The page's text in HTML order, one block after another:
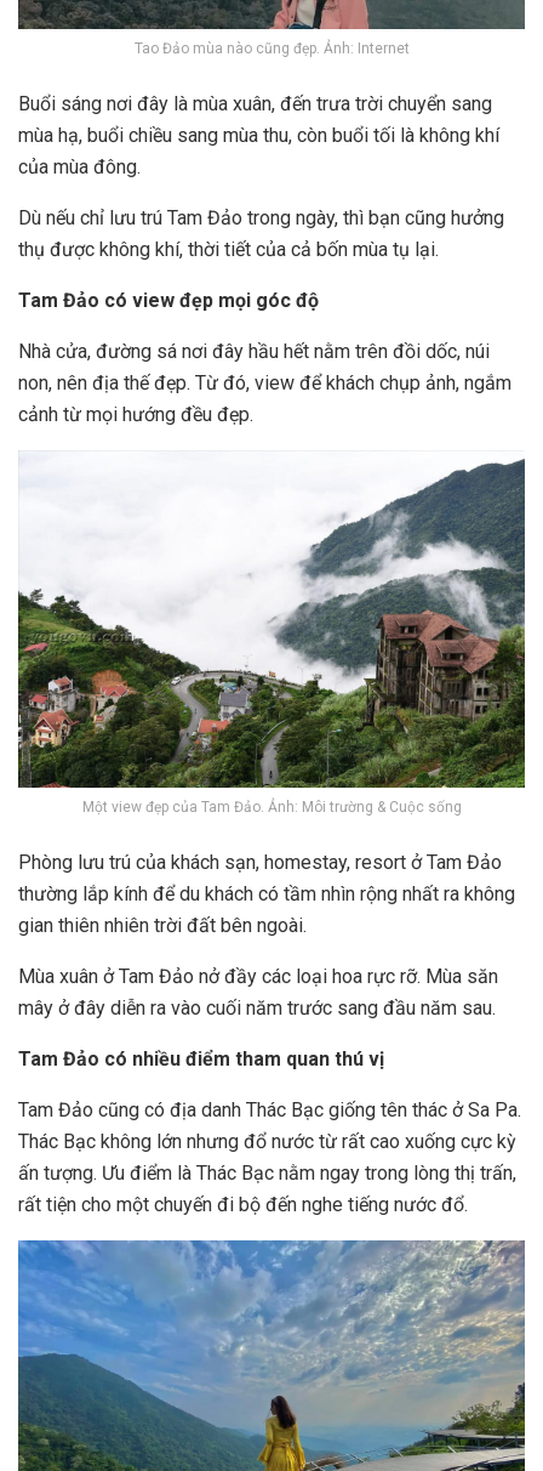
Tao Đảo mùa nào cũng đẹp. Ảnh: Internet
Buổi sáng nơi đây là mùa xuân, đến trưa trời chuyển sang
mùa hạ, buổi chiều sang mùa thu, còn buổi tối là không khí
của mùa đông.
Dù nếu chỉ lưu trú Tam Đảo trong ngày, thì bạn cũng hưởng
thụ được không khí, thời tiết của cả bốn mùa tụ lại.
Tam Đảo có view đẹp mọi góc độ
Nhà cửa, đường sá nơi đây hầu hết nằm trên đồi dốc, núi
non, nên địa thế đẹp. Từ đó, view để khách chụp ảnh, ngắm
cảnh từ mọi hướng đều đẹp.
Một view đẹp của Tam Đảo. Ảnh: Môi trường & Cuộc sống
Phòng lưu trú của khách sạn, homestay, resort ở Tam Đảo
thường lắp kính để du khách có tầm nhìn rộng nhất ra không
gian thiên nhiên trời đất bên ngoài.
Mùa xuân ở Tam Đảo nở đầy các loại hoa rực rỡ. Mùa săn
mây ở đây diễn ra vào cuối năm trước sang đầu năm sau.
Tam Đảo có nhiều điểm tham quan thú vị
Tam Đảo cũng có địa danh Thác Bạc giống tên thác ở Sa Pa.
Thác Bạc không lớn nhưng đổ nước từ rất cao xuống cực kỳ
ấn tượng. Ưu điểm là Thác Bạc nằm ngay trong lòng thị trấn,
rất tiện cho một chuyến đi bộ đến nghe tiếng nước đổ.